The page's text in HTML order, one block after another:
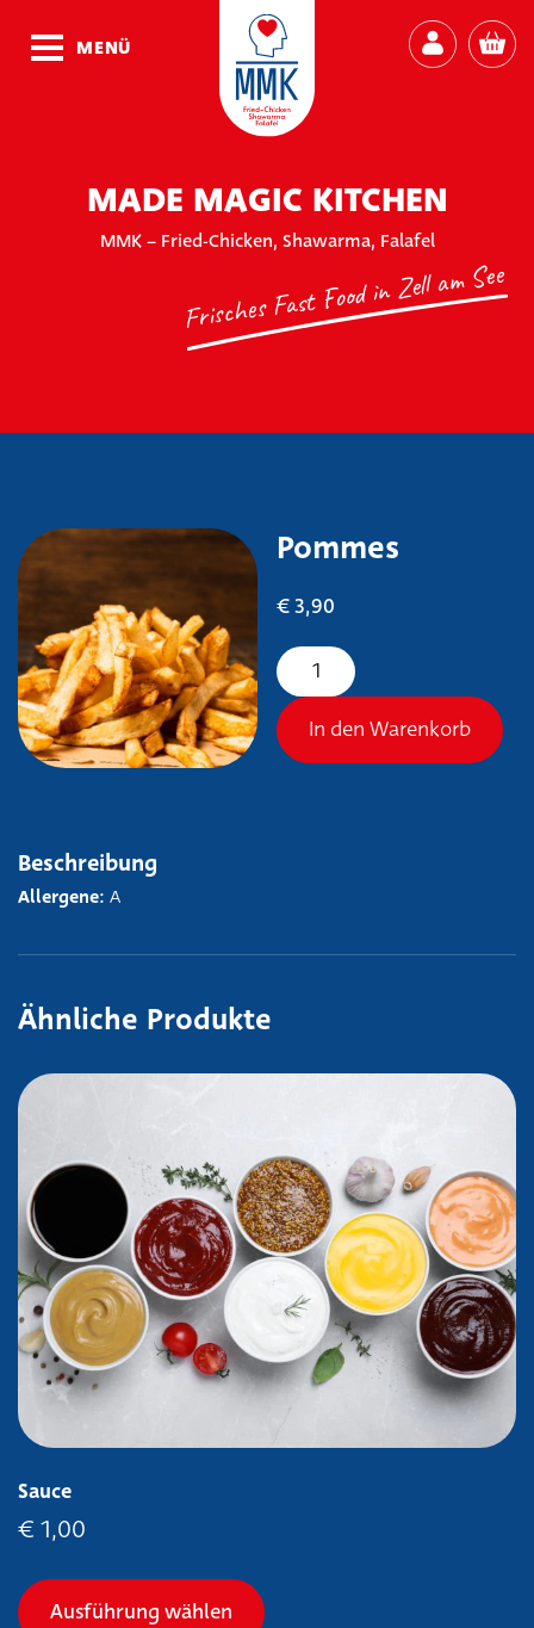
MENÜ
MADE MAGIC KITCHEN
MMK – Fried-Chicken, Shawarma, Falafel
Frisches Fast Food in Zell am See
Pommes
€3,90
Pommes Menge
In den Warenkorb
Beschreibung
Allergene: A
Ähnliche Produkte
Sauce
€ 1,00
Ausführung wählen